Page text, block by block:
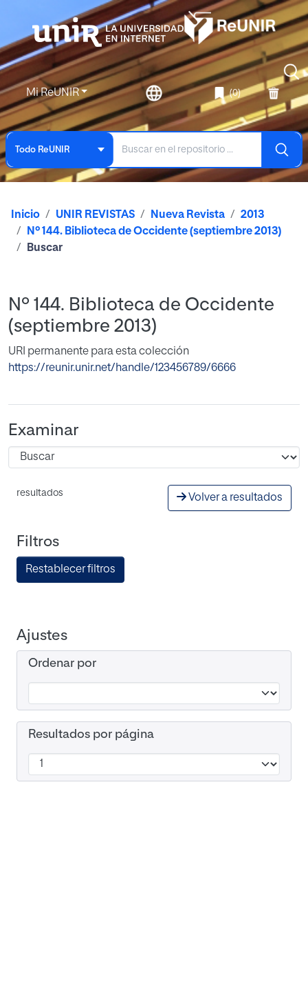
Mi ReUNIR (0)
Todo ReUNIR
Inicio UNIR REVISTAS Nueva Revista
2013
Nº 144. Biblioteca de Occidente (septiembre 2013)
Buscar
Nº 144. Biblioteca de Occidente
(septiembre 2013)
URI permanente para esta colección
https://reunir.unir.net/handle/123456789/6666
Examinar
resultados Volver a resultados
Filtros
Restablecer filtros
Ajustes
Ordenar por
Resultados por página